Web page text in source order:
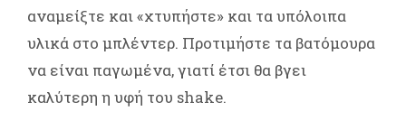
αναμείξτε και «χτυπήστε» και τα υπόλοιπα
υλικά στο μπλέντερ. Προτιμήστε τα βατόμουρα
να είναι παγωμένα, γιατί έτσι θα βγει
καλύτερη η υφή του shake.